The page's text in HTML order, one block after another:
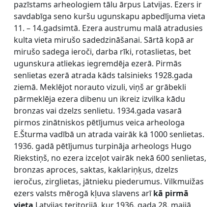
pazīstams arheologiem tālu ārpus Latvijas. Ezers ir
savdabīga seno kuršu ugunskapu apbedījuma vieta
11. – 14.gadsimtā. Ezera austrumu malā atradusies
kulta vieta mirušo sadedzināšanai. Sārtā kopā ar
mirušo sadega ieroči, darba rīki, rotaslietas, bet
ugunskura atliekas iegremdēja ezerā. Pirmās
senlietas ezerā atrada kāds talsinieks 1928.gada
ziemā. Meklējot norauto vizuli, viņš ar grābekli
pārmeklēja ezera dibenu un ikreiz izvilka kādu
bronzas vai dzelzs senlietu. 1934.gada vasarā
pirmos zinātniskos pētījumus veica arheologa
E.Šturma vadībā un atrada vairāk kā 1000 senlietas.
1936. gadā pētījumus turpināja arheologs Hugo
Riekstiņš, no ezera izceļot vairāk nekā 600 senlietas,
bronzas aproces, saktas, kaklariņķus, dzelzs
ieročus, zirglietas, jātnieku piederumus. Vilkmuižas
ezers valsts mērogā kļuva slavens arīkā pirmā